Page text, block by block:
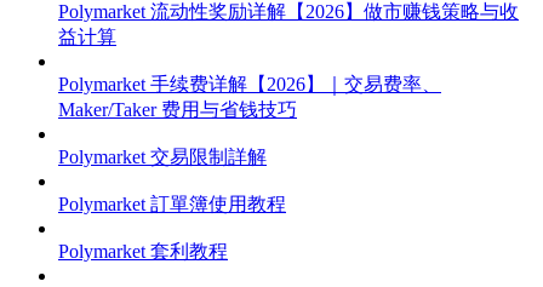
Polymarket 流动性奖励详解【2026】做市赚钱策略与收
益计算
Polymarket 手续费详解【2026】｜交易费率、
Maker/Taker 费用与省钱技巧
Polymarket 交易限制詳解
Polymarket 訂單簿使用教程
Polymarket 套利教程